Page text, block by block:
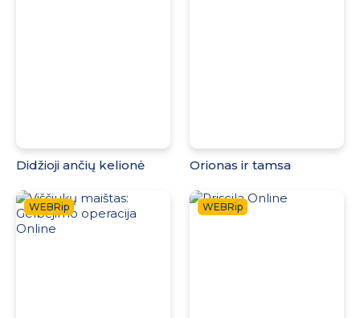
Didžioji ančių kelionė Orionas ir tamsa
WEBRip WEBRip